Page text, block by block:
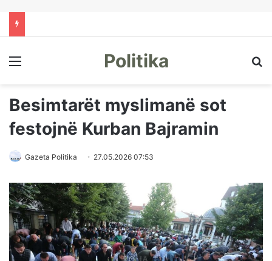
Menu Politika
Besimtarët myslimanë sot
festojnë Kurban Bajramin
Gazeta Politika 27.05.2026 07:53